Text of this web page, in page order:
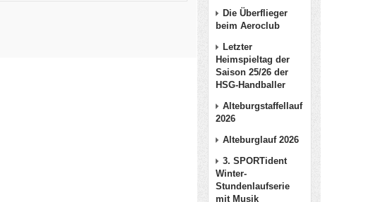
Die Überflieger
beim Aeroclub
Letzter
Heimspieltag der
Saison 25/26 der
HSG-Handballer
Alteburgstaffellauf
2026
Alteburglauf 2026
3. SPORTident
Winter-
Stundenlaufserie
mit Musik